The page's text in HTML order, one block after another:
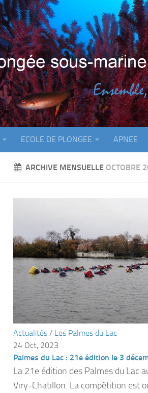
ECOLE DE PLONGEE APNEE
ARCHIVE MENSUELLE OCTOBRE
Actualités / Les Palmes du Lac
24 Oct, 2023
Palmes du Lac : 21e édition le 3
La 21e édition des Palmes du Lac
Viry-Chatillon. La compétition est